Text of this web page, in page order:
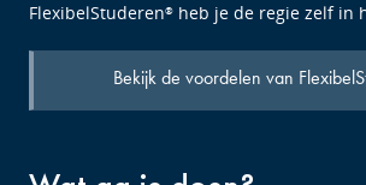
FlexibelStuderen® heb je de regie zelf in
Bekijk de voordelen van